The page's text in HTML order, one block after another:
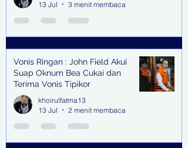
13 Jul
3 menit membaca
Vonis Ringan : John Field Akui
Suap Oknum Bea Cukai dan
Terima Vonis Tipikor
khoirulfatma13
13 Jul
2 menit membaca